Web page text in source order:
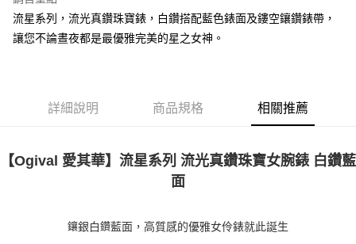
流星系列，流光真鑽珠寶錶，白鑽搭配藍色錶面及鏤空鑲鑽錶帶，
讓您不論晝夜都是最優雅完美的星之女神。
詳細說明 商品規格 相關推薦
【Ogival 愛其華】流星系列 流光真鑽珠寶女腕錶 白鑽藍
面
鑲銀白鑽藍面，高質感的優雅女伶錶就此誕生